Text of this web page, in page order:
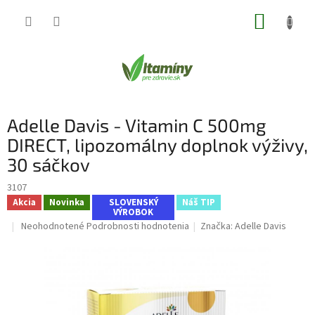
Adelle Davis - Vitamin C 500mg
DIRECT, lipozomálny doplnok výživy,
30 sáčkov
3107
Akcia Novinka SLOVENSKÝ
VÝROBOK
Náš TIP
Priemerné
Neohodnotené Podrobnosti hodnotenia Značka:Adelle Davis